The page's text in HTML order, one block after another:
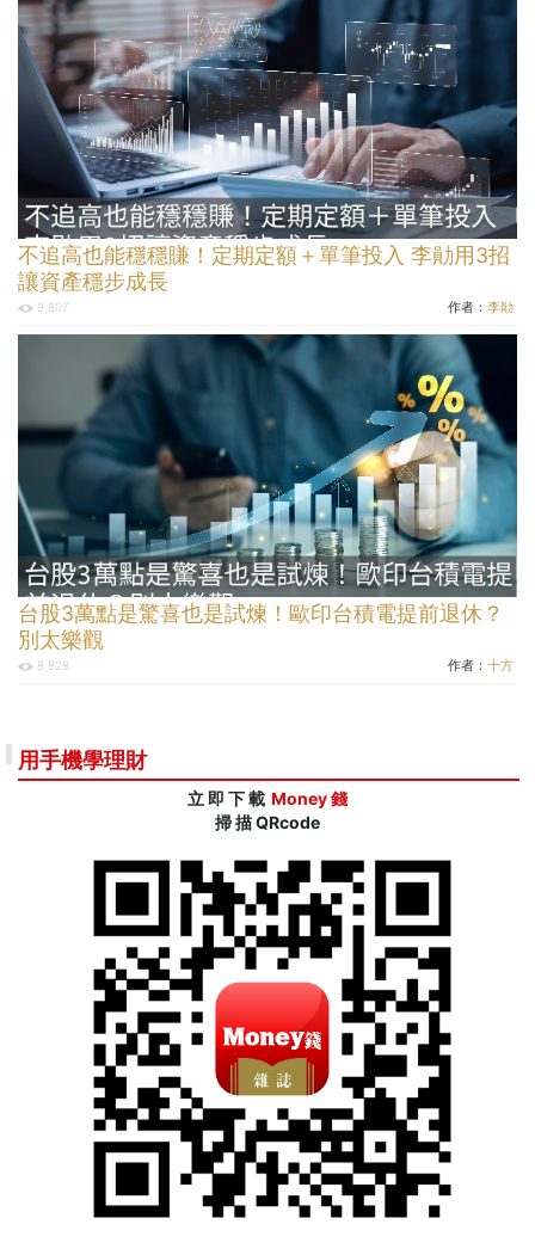
不追高也能穩穩賺！定期定額＋單筆投入 李勛用3招
讓資產穩步成長
9,807 作者： 李勛
台股3萬點是驚喜也是試煉！歐印台積電提前退休？
別太樂觀
8,828 作者： 十方
用手機學理財
立 即 下 載 Money 錢
掃 描 QRcode